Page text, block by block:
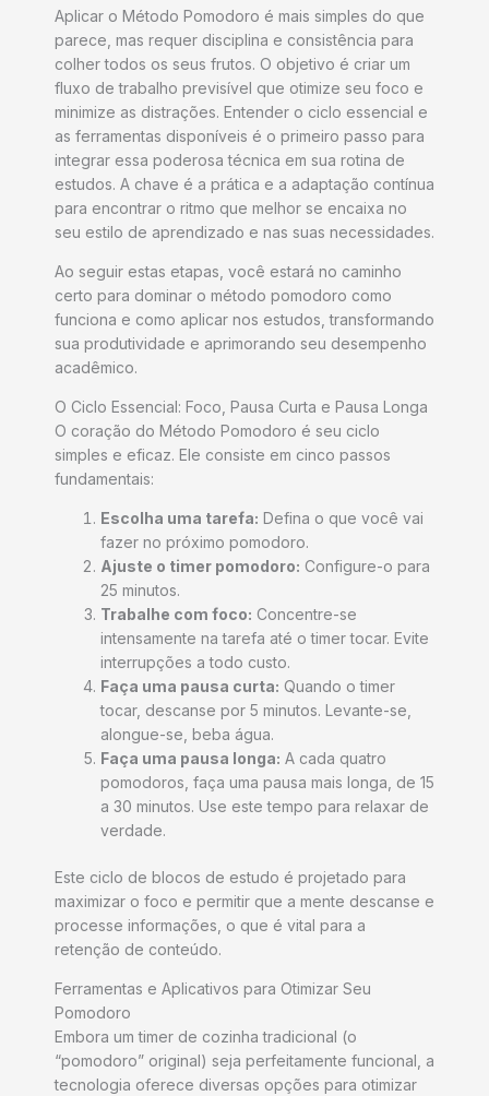
Aplicar o Método Pomodoro é mais simples do que
parece, mas requer disciplina e consistência para
colher todos os seus frutos. O objetivo é criar um
fluxo de trabalho previsível que otimize seu foco e
minimize as distrações. Entender o ciclo essencial e
as ferramentas disponíveis é o primeiro passo para
integrar essa poderosa técnica em sua rotina de
estudos. A chave é a prática e a adaptação contínua
para encontrar o ritmo que melhor se encaixa no
seu estilo de aprendizado e nas suas necessidades.
Ao seguir estas etapas, você estará no caminho
certo para dominar o método pomodoro como
funciona e como aplicar nos estudos, transformando
sua produtividade e aprimorando seu desempenho
acadêmico.
O Ciclo Essencial: Foco, Pausa Curta e Pausa Longa
O coração do Método Pomodoro é seu ciclo
simples e eficaz. Ele consiste em cinco passos
fundamentais:
Escolha uma tarefa: Defina o que você vai
fazer no próximo pomodoro.
Ajuste o timer pomodoro: Configure-o para
25 minutos.
Trabalhe com foco: Concentre-se
intensamente na tarefa até o timer tocar. Evite
interrupções a todo custo.
Faça uma pausa curta: Quando o timer
tocar, descanse por 5 minutos. Levante-se,
alongue-se, beba água.
Faça uma pausa longa: A cada quatro
pomodoros, faça uma pausa mais longa, de 15
a 30 minutos. Use este tempo para relaxar de
verdade.
Este ciclo de blocos de estudo é projetado para
maximizar o foco e permitir que a mente descanse e
processe informações, o que é vital para a
retenção de conteúdo.
Ferramentas e Aplicativos para Otimizar Seu
Pomodoro
Embora um timer de cozinha tradicional (o
“pomodoro” original) seja perfeitamente funcional, a
tecnologia oferece diversas opções para otimizar